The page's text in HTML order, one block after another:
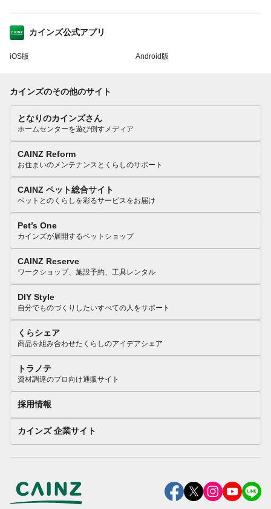
カインズ公式アプリ
iOS版 Android版
カインズのその他のサイト
となりのカインズさん
ホームセンターを遊び倒すメディア
CAINZ Reform
お住まいのメンテナンスとくらしのサポート
CAINZ ペット総合サイト
ペットとのくらしを彩るサービスをお届け
Pet’s One
カインズが展開するペットショップ
CAINZ Reserve
ワークショップ、施設予約、工具レンタル
DIY Style
自分でものづくりしたいすべての人をサポート
くらシェア
商品を組み合わせたくらしのアイデアシェア
トラノテ
資材調達のプロ向け通販サイト
採用情報
カインズ 企業サイト